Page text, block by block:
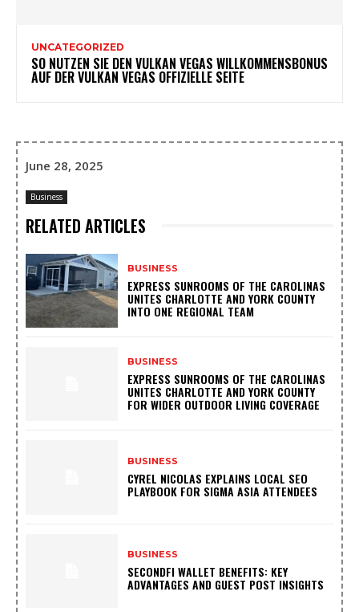
UNCATEGORIZED
SO NUTZEN SIE DEN VULKAN VEGAS WILLKOMMENSBONUS
AUF DER VULKAN VEGAS OFFIZIELLE SEITE
June 28, 2025
Business
RELATED ARTICLES
BUSINESS
EXPRESS SUNROOMS OF THE CAROLINAS
UNITES CHARLOTTE AND YORK COUNTY
INTO ONE REGIONAL TEAM
BUSINESS
EXPRESS SUNROOMS OF THE CAROLINAS
UNITES CHARLOTTE AND YORK COUNTY
FOR WIDER OUTDOOR LIVING COVERAGE
BUSINESS
CYREL NICOLAS EXPLAINS LOCAL SEO
PLAYBOOK FOR SIGMA ASIA ATTENDEES
BUSINESS
SECONDFI WALLET BENEFITS: KEY
ADVANTAGES AND GUEST POST INSIGHTS